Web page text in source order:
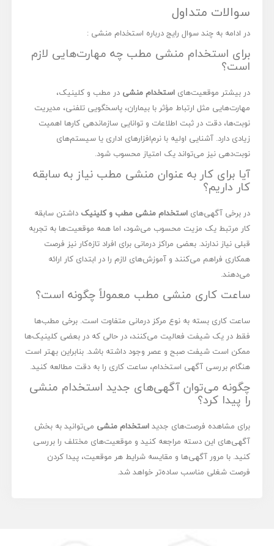
سوالات متداول
در ادامه به چند سوال رایج درباره استخدام منشی :
برای استخدام منشی مطب چه مهارت‌هایی لازم
است؟
در بیشتر موقعیت‌هایاستخدام منشی در مطب و کلینیک،
مهارت‌هایی مثل ارتباط مؤثر با بیماران، پاسخگویی تلفنی، مدیریت
نوبت‌ها، دقت در ثبت اطلاعات و توانایی سازماندهی کارها اهمیت
زیادی دارد. آشنایی اولیه با نرم‌افزارهای اداری یا سیستم‌های
نوبت‌دهی نیز می‌تواند یک امتیاز محسوب شود.
آیا برای کار به عنوان منشی مطب نیاز به سابقه
کار داریم؟
در برخی آگهی‌هایاستخدام منشی مطب و کلینیک داشتن سابقه
کار مرتبط یک مزیت محسوب می‌شود، اما همه موقعیت‌ها به تجربه
قبلی نیاز ندارند. بعضی مراکز درمانی برای افراد تازه‌کار نیز فرصت
همکاری فراهم می‌کنند و آموزش‌های لازم را در ابتدای کار ارائه
می‌دهند.
ساعت کاری منشی مطب معمولاً چگونه است؟
ساعت کاری بسته به نوع مرکز درمانی متفاوت است. برخی مطب‌ها
فقط در یک شیفت فعالیت می‌کنند، در حالی که در بعضی کلینیک‌ها
ممکن است شیفت صبح و عصر وجود داشته باشد. بنابراین بهتر است
هنگام بررسی آگهی استخدام، ساعت کاری را به دقت مطالعه کنید.
چگونه می‌توان آگهی‌های جدید استخدام منشی
را پیدا کرد؟
برای مشاهده فرصت‌های جدیداستخدام منشی می‌توانید به بخش
آگهی‌های این دسته مراجعه کنید و موقعیت‌های مختلف را بررسی
کنید. با مرور آگهی‌ها و مقایسه شرایط هر موقعیت، پیدا کردن
فرصت شغلی مناسب ساده‌تر خواهد شد.